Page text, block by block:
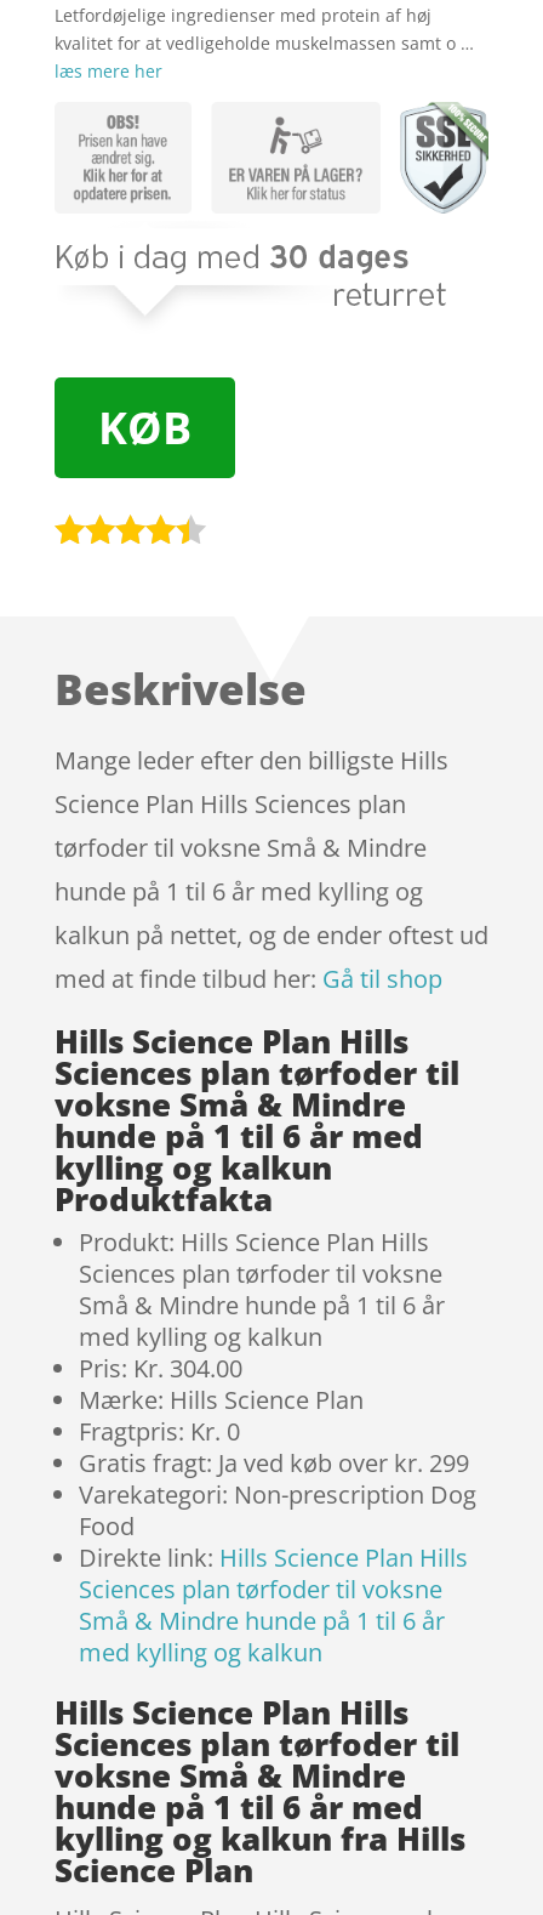
Letfordøjelige ingredienser med protein af høj
kvalitet for at vedligeholde muskelmassen samt o …
læs mere her
KØB
på
mmelser
Beskrivelse
Mange leder efter den billigste Hills
Science Plan Hills Sciences plan
tørfoder til voksne Små & Mindre
hunde på 1 til 6 år med kylling og
kalkun på nettet, og de ender oftest ud
med at finde tilbud her: Gå til shop
Hills Science Plan Hills
Sciences plan tørfoder til
voksne Små & Mindre
hunde på 1 til 6 år med
kylling og kalkun
Produktfakta
Produkt: Hills Science Plan Hills
Sciences plan tørfoder til voksne
Små & Mindre hunde på 1 til 6 år
med kylling og kalkun
Pris: Kr. 304.00
Mærke: Hills Science Plan
Fragtpris: Kr. 0
Gratis fragt: Ja ved køb over kr. 299
Varekategori: Non-prescription Dog
Food
Direkte link: Hills Science Plan Hills
Sciences plan tørfoder til voksne
Små & Mindre hunde på 1 til 6 år
med kylling og kalkun
Hills Science Plan Hills
Sciences plan tørfoder til
voksne Små & Mindre
hunde på 1 til 6 år med
kylling og kalkun fra Hills
Science Plan